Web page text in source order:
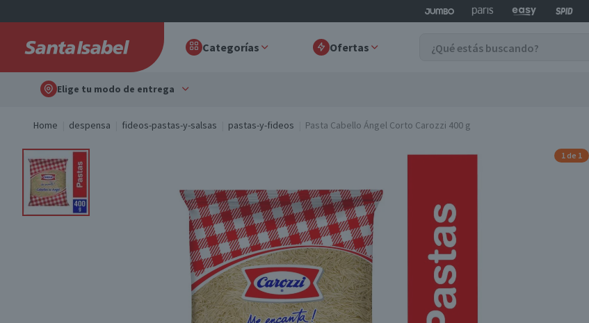
Categorías Ofertas
Elige tu modo de entrega
Home despensa fideos-pastas-y-salsas pastas-y-fideos Pasta Cabello Ángel Corto Carozzi 400 g
1 de 1